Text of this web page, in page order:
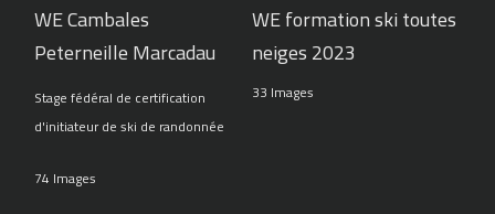
WE Cambales
Peterneille Marcadau
Stage fédéral de certification
d'initiateur de ski de randonnée
74 Images
WE formation ski toutes
neiges 2023
33 Images